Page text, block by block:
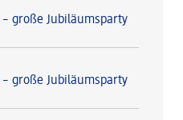
große Jubiläumsparty
große Jubiläumsparty